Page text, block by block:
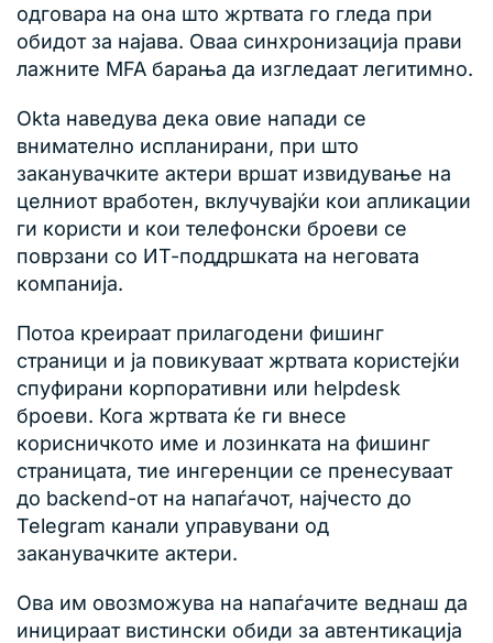
одговара на она што жртвата го гледа при
обидот за најава. Оваа синхронизација прави
лажните MFA барања да изгледаат легитимно.
Okta наведува дека овие напади се
внимателно испланирани, при што
заканувачките актери вршат извидување на
целниот вработен, вклучувајќи кои апликации
ги користи и кои телефонски броеви се
поврзани со ИТ-поддршката на неговата
компанија.
Потоа креираат прилагодени фишинг
страници и ја повикуваат жртвата користејќи
спуфирани корпоративни или helpdesk
броеви. Кога жртвата ќе ги внесе
корисничкото име и лозинката на фишинг
страницата, тие ингеренции се пренесуваат
до backend-от на напаѓачот, најчесто до
Telegram канали управувани од
заканувачките актери.
Ова им овозможува на напаѓачите веднаш да
иницираат вистински обиди за автентикација